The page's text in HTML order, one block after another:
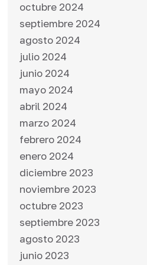
octubre 2024
septiembre 2024
agosto 2024
julio 2024
junio 2024
mayo 2024
abril 2024
marzo 2024
febrero 2024
enero 2024
diciembre 2023
noviembre 2023
octubre 2023
septiembre 2023
agosto 2023
junio 2023